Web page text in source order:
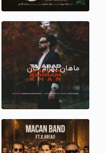
ماهان بهرام خان